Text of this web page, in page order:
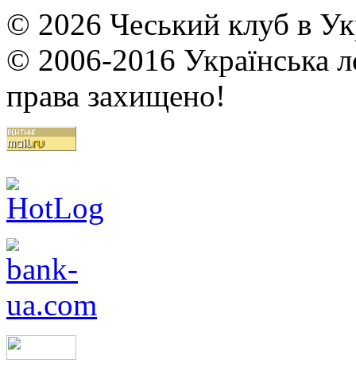
© 2026 Чеський клуб в
© 2006-2016 Українська
права захищено!